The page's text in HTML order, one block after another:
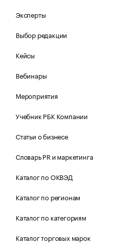
Эксперты
Выбор редакции
Кейсы
Вебинары
Мероприятия
Учебник РБК Компании
Статьи о бизнесе
Словарь PR и маркетинга
Каталог по ОКВЭД
Каталог по регионам
Каталог по категориям
Каталог торговых марок